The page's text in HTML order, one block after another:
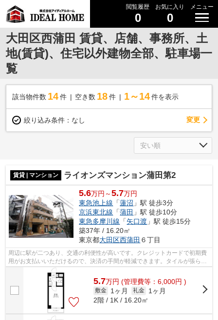
閲覧履歴
0
お気に入り
0
メニュー
大田区西蒲田 賃貸、店舗、事務所、土
地(賃貸)、住宅以外建物全部、駐車場一
覧
該当物件数 14件 空き数 18 件 1～14 件を表示
絞り込み条件： なし 変更
賃貸 | マンション ライオンズマンション蒲田第2
5.6万円～5.7万円
東急池上線 「蓮沼 」駅 徒歩3分
京浜東北線 「蒲田 」駅 徒歩10分
東急多摩川線 「矢口渡 」駅 徒歩15分
築37年 / 16.20㎡
東京都大田区西蒲田 ６丁目
周辺に駅が二つあり、交通の利便性が高いです。クレジットカードで初期費
用がお支払いいただけるので、決済の手間が軽減できます。タイルが張られ
ているきれいな外観も特徴の一つです...
5.7万円 (管理費等：6,000円 )
敷金 1ヶ月 礼金
1ヶ月
2階 / 1K / 16.20㎡